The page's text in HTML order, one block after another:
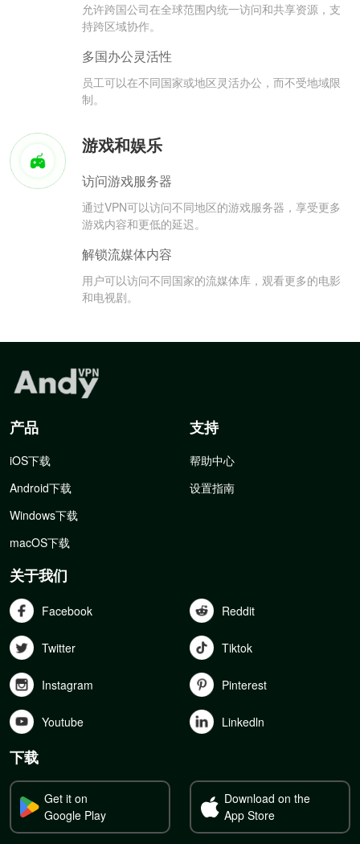
允许跨国公司在全球范围内统一访问和共享资源，支
持跨区域协作。
多国办公灵活性
员工可以在不同国家或地区灵活办公，而不受地域限
制。
游戏和娱乐
访问游戏服务器
通过VPN可以访问不同地区的游戏服务器，享受更多
游戏内容和更低的延迟。
解锁流媒体内容
用户可以访问不同国家的流媒体库，观看更多的电影
和电视剧。
产品
iOS下载
Android下载
Windows下载
macOS下载
支持
帮助中心
设置指南
关于我们
Facebook Reddit
Twitter Tiktok
Instagram Pinterest
Youtube Linkedln
下载
Get it on
Google Play
Download on the
App Store